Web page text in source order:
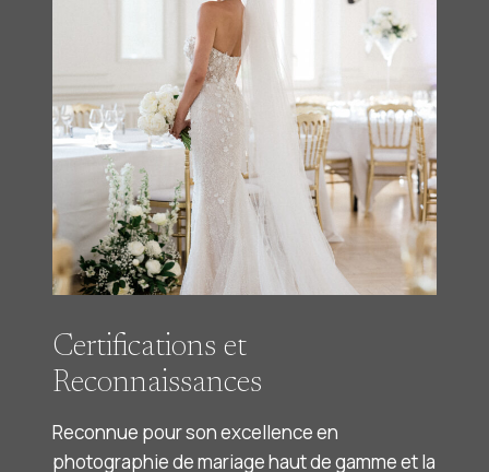
Certifications et
Reconnaissances
Reconnue pour son excellence en
photographie de mariage haut de gamme et la